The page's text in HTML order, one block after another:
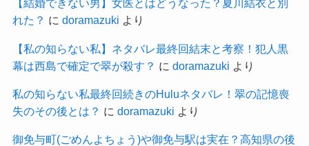
【結婚できない男】女医とはどうなった？夏川結衣と別
れた？ に doramazuki より
【私の知らない私】ネタバレ最終回結末と考察！犯人黒
幕は西島で確定で翠が殺す？ に doramazuki より
私の知らない私最終回続きのHuluネタバレ！翠の記憶喪
失のその後とは？ に doramazuki より
御免与町(ごめんよちょう)や御免与駅は実在？高知県の後